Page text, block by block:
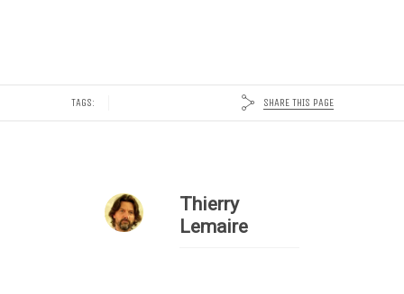
TAGS: SHARE THIS PAGE
Thierry
Lemaire